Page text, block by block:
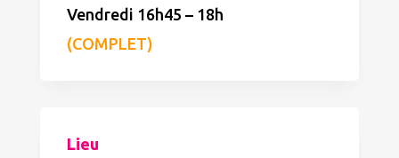
Vendredi 16h45 – 18h
(COMPLET)
Lieu